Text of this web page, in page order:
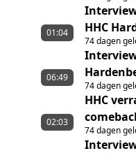
HHC
74 dagen
01:04
74 dagen
06:49
HHC
HHC
74 dagen
02:03